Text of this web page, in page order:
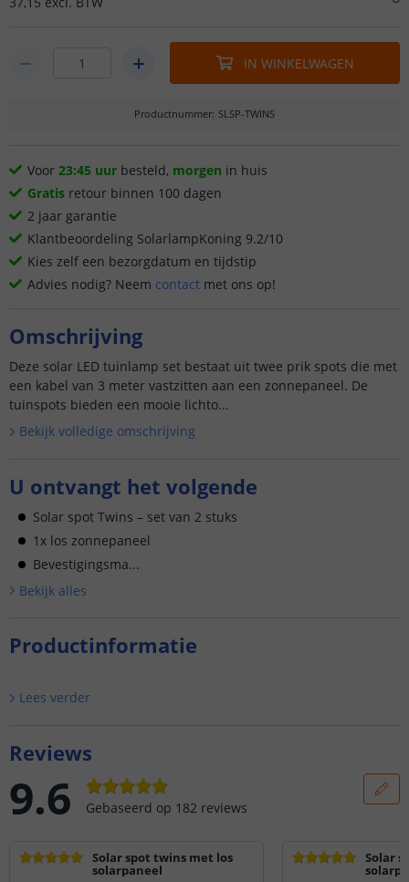
IN WINKELWAGEN
Productnummer: SLSP-TWINS
Voor 23:45 uur besteld, morgen in huis
Gratis retour binnen 100 dagen
2 jaar garantie
Klantbeoordeling SolarlampKoning 9.2/10
Kies zelf een bezorgdatum en tijdstip
Advies nodig? Neem contact met ons op!
Omschrijving
Deze solar LED tuinlamp set bestaat uit twee prik spots die met
een kabel van 3 meter vastzitten aan een zonnepaneel. De
tuinspots bieden een mooie lichto...
Bekijk volledige omschrijving
U ontvangt het volgende
Solar spot Twins – set van 2 stuks
1x los zonnepaneel
Bevestigingsma...
Bekijk alles
Productinformatie
Lees verder
Reviews
9.6 Gebaseerd op 182 reviews
Solar spot twins met los
solarpaneel
Solar